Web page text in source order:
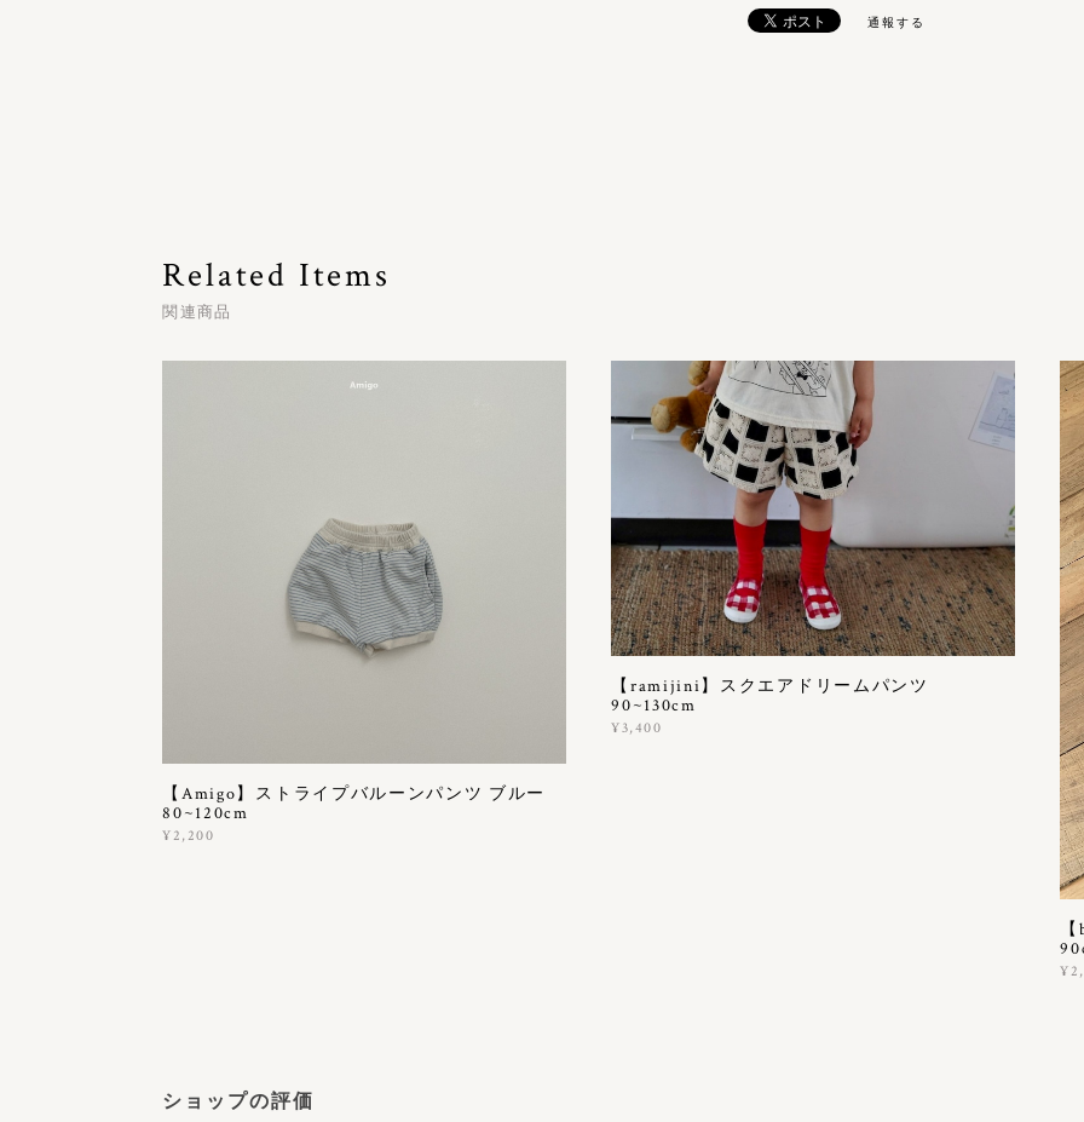
通報する
Related Items
関連商品
【Amigo】ストライプバルーンパンツ ブルー
80~120cm
¥2,200
【ramijini】スクエアドリームパンツ
90~130cm
¥3,400
ショップの評価